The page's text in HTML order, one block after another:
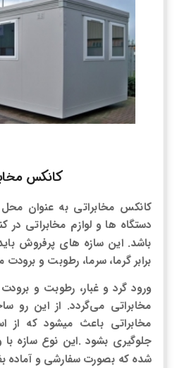
کانکس
کانکس مخابراتی به عنوان
دستگاه ها و لوازم مخابراتی در
باشد. این سازه های پرفروش
برابر گرما، سرما، رطوبت و
ورود گرد و غبار، رطوبت و
مخابراتی می‌گردد. از این
مخابراتی باعث میشود که
جلوگیری بشود .این نوع سازه
شده که بصورت سفارشی و آماده